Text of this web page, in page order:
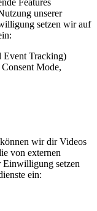
Features
unserer
setzen wir auf
Event Tracking)
Mode,
wir dir Videos
von externen
Einwilligung setzen
ein: